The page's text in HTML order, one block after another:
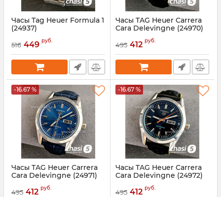
Часы Tag Heuer Formula 1
(24937)
24937
516 449 руб.
Часы TAG Heuer Carrera
Cara Delevingne (24970)
24970
495 412 руб.
-16.67 %
Часы TAG Heuer Carrera
Cara Delevingne (24971)
24971
495 412 руб.
-16.67 %
Часы TAG Heuer Carrera
Cara Delevingne (24972)
24972
495 412 руб.